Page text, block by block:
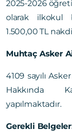
2025-2026
olarak ilkokul
1.500,00 TL
Muhtaç Asker
4109 sayılı
Hakkında
yapılmaktadır.
Gerekli